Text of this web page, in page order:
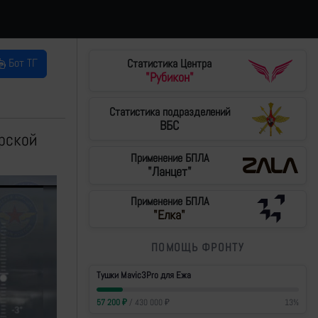
Бот ТГ
Статистика Центра
"Рубикон"
Статистика подразделений
ВБС
Применение БПЛА
"Ланцет"
Применение БПЛА
"Елка"
ПОМОЩЬ ФРОНТУ
Тушки Mavic3Pro для Ежа
57 200₽/ 430 000 ₽ 13%